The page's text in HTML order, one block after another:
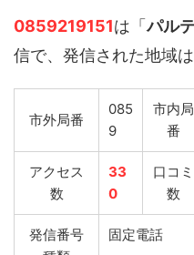
0859219151は「パル
信で、発信された地域は
市外局番
085
9
市内局
番
アクセス
数
33
0
口コミ
数
発信番号
固定電話